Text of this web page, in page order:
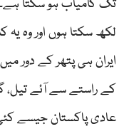
تک کامیاب ہو سکتا ہے۔
لکھ سکتا ہوں اور وہ یہ کہ
ایران ہی پتھر کے دور میں
کے راستے سے آئے تیل،
عادی پاکستان جیسے کئی